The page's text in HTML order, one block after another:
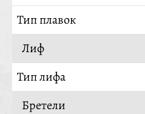
Тип плавок
Лиф
Тип лифа
Бретели